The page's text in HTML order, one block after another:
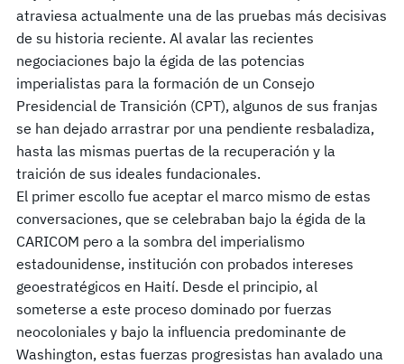
atraviesa actualmente una de las pruebas más decisivas
de su historia reciente. Al avalar las recientes
negociaciones bajo la égida de las potencias
imperialistas para la formación de un Consejo
Presidencial de Transición (CPT), algunos de sus franjas
se han dejado arrastrar por una pendiente resbaladiza,
hasta las mismas puertas de la recuperación y la
traición de sus ideales fundacionales.
El primer escollo fue aceptar el marco mismo de estas
conversaciones, que se celebraban bajo la égida de la
CARICOM pero a la sombra del imperialismo
estadounidense, institución con probados intereses
geoestratégicos en Haití. Desde el principio, al
someterse a este proceso dominado por fuerzas
neocoloniales y bajo la influencia predominante de
Washington, estas fuerzas progresistas han avalado una